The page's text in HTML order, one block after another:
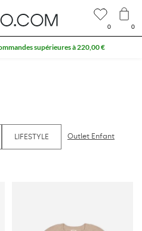
LIFESTYLE Outlet Enfant
0 0
sur les SOLDES